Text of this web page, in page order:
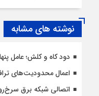
نوشته های مشابه
دود کاه و کلش؛ عامل
اعمال محدودیت‌‌های
اتصالی شبکه برق